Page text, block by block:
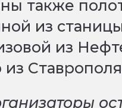
также
из
из